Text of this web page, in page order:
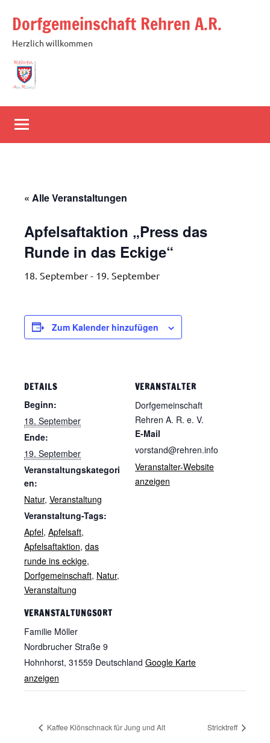
Inhalt
springen
Dorfgemeinschaft Rehren A.R.
Herzlich willkommen
« Alle Veranstaltungen
Apfelsaftaktion „Press das
Runde in das Eckige“
18. September - 19. September
Zum Kalender hinzufügen
DETAILS
Beginn:
18. September
Ende:
19. September
Veranstaltungskategori
en:
Natur, Veranstaltung
Veranstaltung-Tags:
Apfel, Apfelsaft,
Apfelsaftaktion, das
runde ins eckige,
Dorfgemeinschaft, Natur,
Veranstaltung
VERANSTALTUNGSORT
Familie Möller
Nordbrucher Straße 9
Hohnhorst, 31559 Deutschland Google Karte
anzeigen
VERANSTALTER
Dorfgemeinschaft
Rehren A. R. e. V.
E-Mail
vorstand@rehren.info
Veranstalter-Website
anzeigen
Kaffee Klönschnack für Jung und Alt Stricktreff